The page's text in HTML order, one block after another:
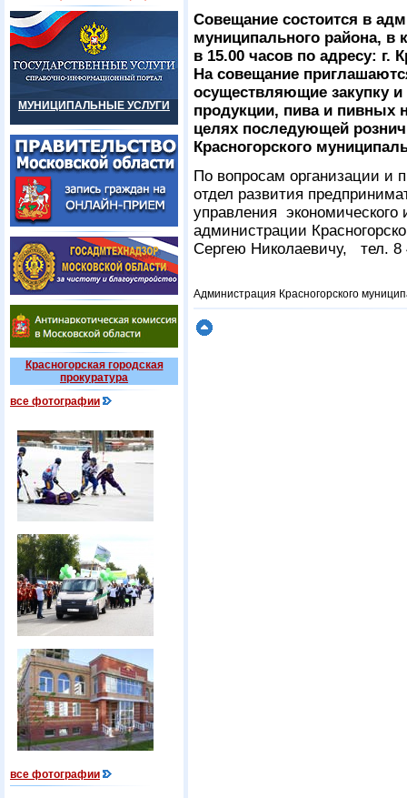
МУНИЦИПАЛЬНЫЕ УСЛУГИ
Красногорская городская
прокуратура
все фотографии
все фотографии
Совещание состоится в
муниципального района, в
в 15.00 часов по адресу: г.
На совещание
осуществляющие закупку
продукции, пива и пивных
целях последующей
Красногорского
По вопросам организации и
отдел развития
управления экономического
администрации
Сергею Николаевичу, тел. 8
Администрация Красногорского